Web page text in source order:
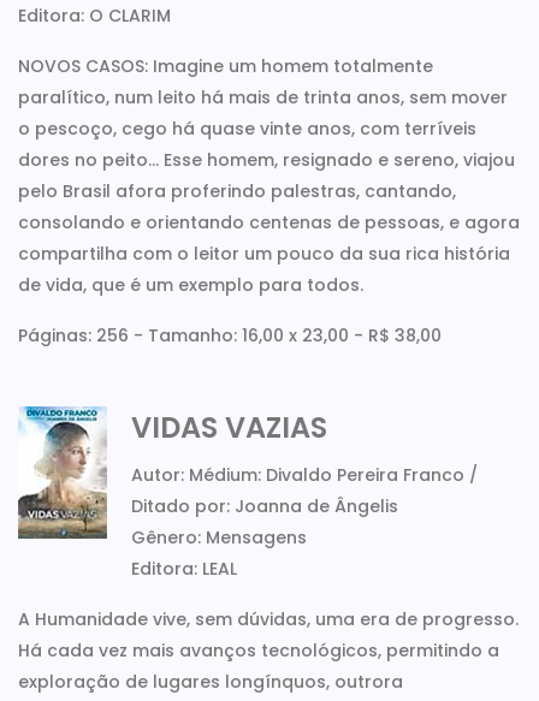
Editora: O CLARIM
NOVOS CASOS: Imagine um homem totalmente
paralítico, num leito há mais de trinta anos, sem mover
o pescoço, cego há quase vinte anos, com terríveis
dores no peito... Esse homem, resignado e sereno, viajou
pelo Brasil afora proferindo palestras, cantando,
consolando e orientando centenas de pessoas, e agora
compartilha com o leitor um pouco da sua rica história
de vida, que é um exemplo para todos.
Páginas: 256 - Tamanho: 16,00 x 23,00 - R$ 38,00
VIDAS VAZIAS
Autor: Médium: Divaldo Pereira Franco /
Ditado por: Joanna de Ângelis
Gênero: Mensagens
Editora: LEAL
A Humanidade vive, sem dúvidas, uma era de progresso.
Há cada vez mais avanços tecnológicos, permitindo a
exploração de lugares longínquos, outrora